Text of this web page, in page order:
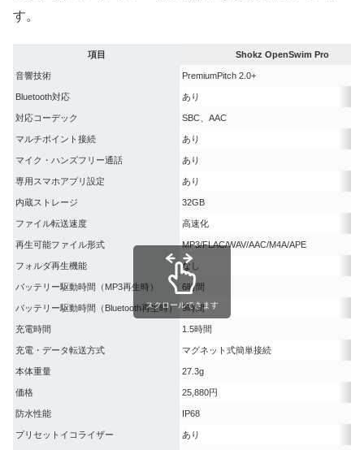
す。
項目 Shokz OpenSwim Pro
音響技術 PremiumPitch 2.0+
Bluetooth対応 あり
対応コーデック SBC、AAC
マルチポイント接続 あり
マイク・ハンズフリー通話 あり
専用スマホアプリ設定 あり
内蔵ストレージ 32GB
ファイル転送速度 高速化
再生可能ファイル形式 MP3/FLAC/WAV/AAC/M4A/APE
フォルダ再生機能 なし
バッテリー駆動時間（MP3再生時） 6時間
バッテリー駆動時間（Bluetooth再生時） 9時間
充電時間 1.5時間
充電・データ転送方式 マグネット式簡単接続
本体重量 27.3g
価格 25,880円
防水性能 IP68
プリセットイコライザー あり
スクロールできます